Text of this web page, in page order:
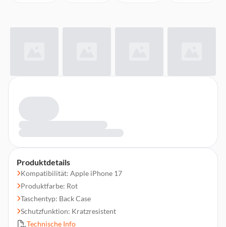
Produktdetails
Kompatibilität: Apple iPhone 17
Produktfarbe: Rot
Taschentyp: Back Case
Schutzfunktion: Kratzresistent
Technische Info